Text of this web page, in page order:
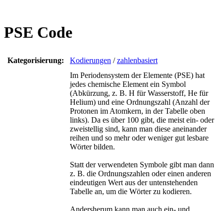
PSE Code
Kategorisierung: Kodierungen /zahlenbasiert
Im Periodensystem der Elemente (PSE) hat
jedes chemische Element ein Symbol
(Abkürzung, z. B. H für Wasserstoff, He für
Helium) und eine Ordnungszahl (Anzahl der
Protonen im Atomkern, in der Tabelle oben
links). Da es über 100 gibt, die meist ein- oder
zweistellig sind, kann man diese aneinander
reihen und so mehr oder weniger gut lesbare
Wörter bilden.
Statt der verwendeten Symbole gibt man dann
z. B. die Ordnungszahlen oder einen anderen
eindeutigen Wert aus der untenstehenden
Tabelle an, um die Wörter zu kodieren.
Andersherum kann man auch ein- und